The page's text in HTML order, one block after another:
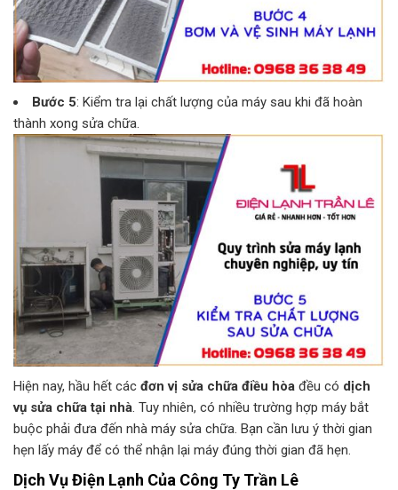
Bước 5: Kiểm tra lại chất lượng của máy sau khi đã hoàn
thành xong sửa chữa.
Hiện nay, hầu hết các đơn vị sửa chữa điều hòa đều có dịch
vụ sửa chữa tại nhà. Tuy nhiên, có nhiều trường hợp máy bắt
buộc phải đưa đến nhà máy sửa chữa. Bạn cần lưu ý thời gian
hẹn lấy máy để có thể nhận lại máy đúng thời gian đã hẹn.
Dịch Vụ Điện Lạnh Của Công Ty Trần Lê